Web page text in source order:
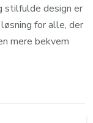
stilfulde design er
for alle, der
mere bekvem